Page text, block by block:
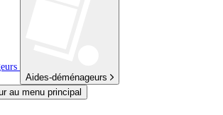
Aides-déménageurs
au menu principal